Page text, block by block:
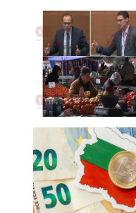
ЛАЙФСТАЙЛ
ВОЙНАТА
УКРАЙНА
РАЗСЛЕДВАНЕ
Управители: